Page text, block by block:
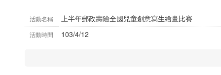
活動名稱 上半年郵政壽險全國兒童創意寫生繪畫比賽
活動時間 103/4/12